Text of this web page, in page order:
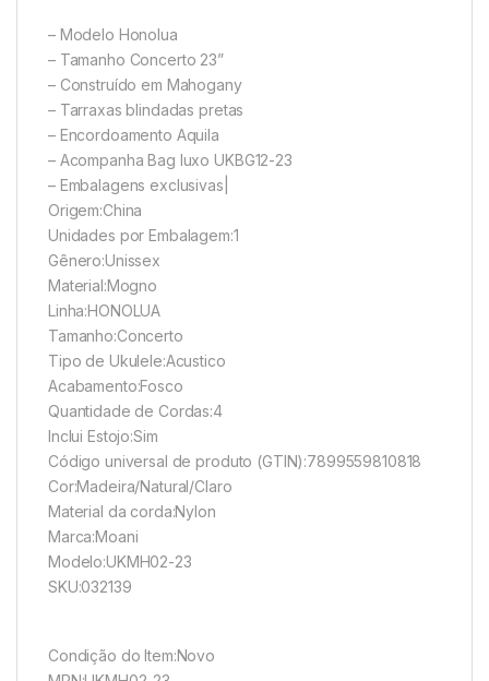
– Modelo Honolua
– Tamanho Concerto 23”
– Construído em Mahogany
– Tarraxas blindadas pretas
– Encordoamento Aquila
– Acompanha Bag luxo UKBG12-23
– Embalagens exclusivas|
Origem:China
Unidades por Embalagem:1
Gênero:Unissex
Material:Mogno
Linha:HONOLUA
Tamanho:Concerto
Tipo de Ukulele:Acustico
Acabamento:Fosco
Quantidade de Cordas:4
Inclui Estojo:Sim
Código universal de produto (GTIN):7899559810818
Cor:Madeira/Natural/Claro
Material da corda:Nylon
Marca:Moani
Modelo:UKMH02-23
SKU:032139
Condição do Item:Novo